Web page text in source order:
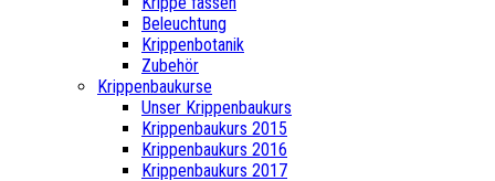
Beleuchtung
Krippenbotanik
Zubehör
Krippenbaukurse
Unser Krippenbaukurs
Krippenbaukurs 2015
Krippenbaukurs 2016
Krippenbaukurs 2017